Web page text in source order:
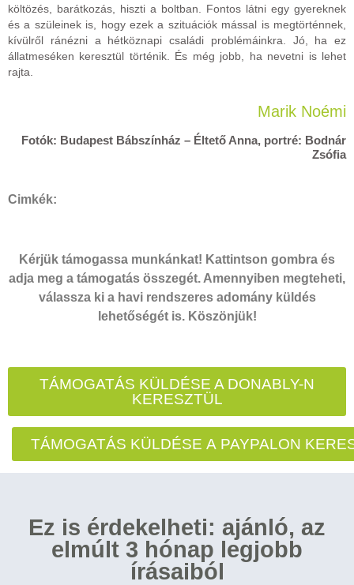
költözés, barátkozás, hiszti a boltban. Fontos látni egy gyereknek
és a szüleinek is, hogy ezek a szituációk mással is megtörténnek,
kívülről ránézni a hétköznapi családi problémáinkra. Jó, ha ez
állatmeséken keresztül történik. És még jobb, ha nevetni is lehet
rajta.
Marik Noémi
Fotók: Budapest Bábszínház – Éltető Anna, portré: Bodnár
Zsófia
Cimkék:
Kérjük támogassa munkánkat! Kattintson gombra és
adja meg a támogatás összegét. Amennyiben megteheti,
válassza ki a havi rendszeres adomány küldés
lehetőségét is. Köszönjük!
TÁMOGATÁS KÜLDÉSE A DONABLY-N
KERESZTÜL
TÁMOGATÁS KÜLDÉSE A PAYPALON
Ez is érdekelheti: ajánló, az
elmúlt 3 hónap legjobb
írásaiból